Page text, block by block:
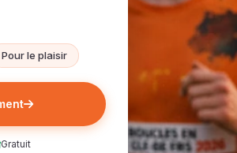
Pour le plaisir
Gratuit